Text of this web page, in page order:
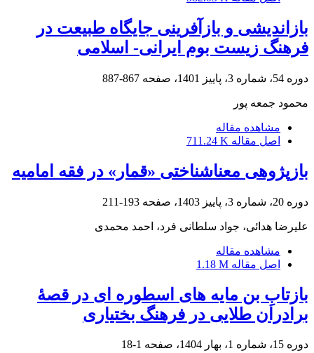
بازاندیشی و بازآفرینی جایگاه طبیعت در
فرهنگ زیست بوم ایرانی- اسلامی
دوره 54، شماره 3، پاییز 1401، صفحه 867-887
محمود جمعه پور
مشاهده مقاله
اصل مقاله 711.24 K
بازپژوهی معناشناختی «قمار» در فقه امامیه
دوره 20، شماره 3، پاییز 1403، صفحه 193-211
علیرضا هدائی، جواد سلطانی فرد، احمد محمدی
مشاهده مقاله
اصل مقاله 1.18 M
بازتابِ بن مایه های اسطوره ای در قصۀ
برادران طلایی در فرهنگ بختیاری
دوره 15، شماره 1، بهار 1404، صفحه 1-18